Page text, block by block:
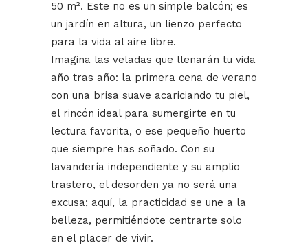
50 m². Este no es un simple balcón; es
un jardín en altura, un lienzo perfecto
para la vida al aire libre.
Imagina las veladas que llenarán tu vida
año tras año: la primera cena de verano
con una brisa suave acariciando tu piel,
el rincón ideal para sumergirte en tu
lectura favorita, o ese pequeño huerto
que siempre has soñado. Con su
lavandería independiente y su amplio
trastero, el desorden ya no será una
excusa; aquí, la practicidad se une a la
belleza, permitiéndote centrarte solo
en el placer de vivir.